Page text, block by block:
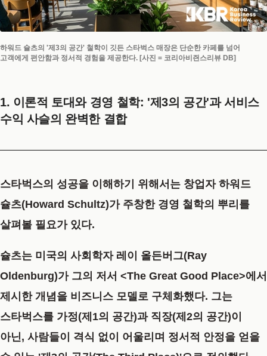
하워드 슐츠의 '제3의 공간' 철학이 깃든 스타벅스 매장은 단순한 카페를 넘어
고객에게 편안함과 정서적 경험을 제공한다. [사진 = 코리아비즨스리뷰 DB]
1. 이론적 토대와 경영 철학: '제3의 공간'과 서비스
수익 사슬의 완벽한 결합
스타벅스의 성공을 이해하기 위해서는 창업자 하워드
슐츠(Howard Schultz)가 주창한 경영 철학의 뿌리를
살펴볼 필요가 있다.
슐츠는 미국의 사회학자 레이 올든버그(Ray
Oldenburg)가 그의 저서 <The Great Good Place>에서
제시한 개념을 비즈니스 모델로 구체화했다. 그는
스타벅스를 가정(제1의 공간)과 직장(제2의 공간)이
아닌, 사람들이 격식 없이 어울리며 정서적 안정을 얻을